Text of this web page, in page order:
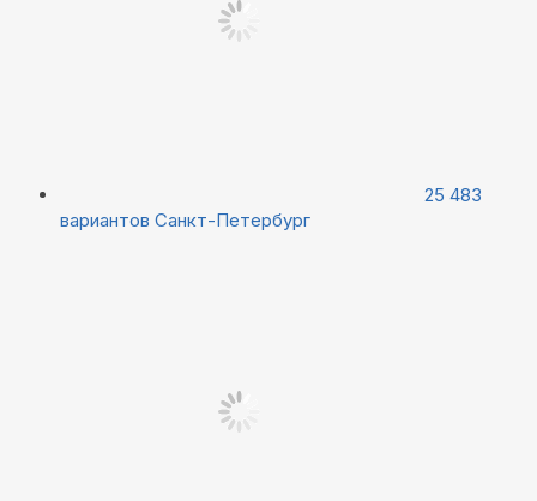
25 483
вариантов Санкт-Петербург